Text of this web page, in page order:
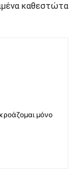
καθεστώτα
μόνο